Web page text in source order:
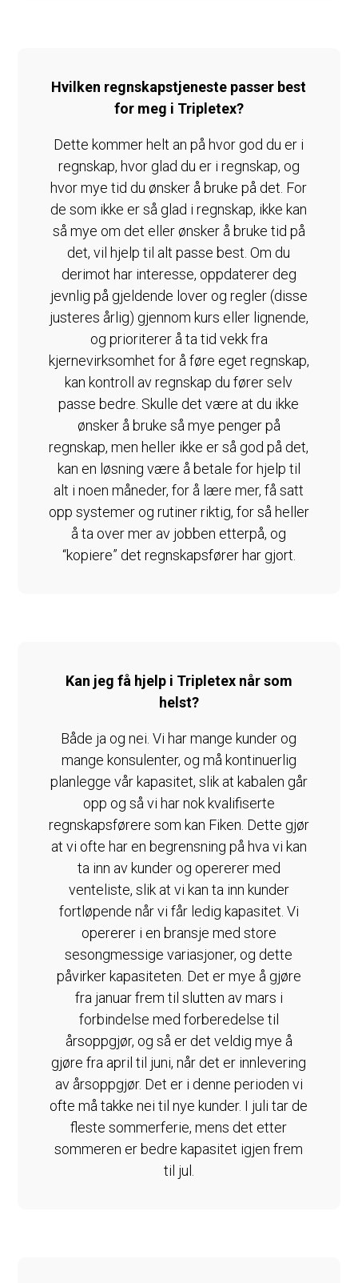
Hvilken regnskapstjeneste passer best
for meg i Tripletex?
Dette kommer helt an på hvor god du er i
regnskap, hvor glad du er i regnskap, og
hvor mye tid du ønsker å bruke på det. For
de som ikke er så glad i regnskap, ikke kan
så mye om det eller ønsker å bruke tid på
det, vil hjelp til alt passe best. Om du
derimot har interesse, oppdaterer deg
jevnlig på gjeldende lover og regler (disse
justeres årlig) gjennom kurs eller lignende,
og prioriterer å ta tid vekk fra
kjernevirksomhet for å føre eget regnskap,
kan kontroll av regnskap du fører selv
passe bedre. Skulle det være at du ikke
ønsker å bruke så mye penger på
regnskap, men heller ikke er så god på det,
kan en løsning være å betale for hjelp til
alt i noen måneder, for å lære mer, få satt
opp systemer og rutiner riktig, for så heller
å ta over mer av jobben etterpå, og
“kopiere” det regnskapsfører har gjort.
Kan jeg få hjelp i Tripletex når som
helst?
Både ja og nei. Vi har mange kunder og
mange konsulenter, og må kontinuerlig
planlegge vår kapasitet, slik at kabalen går
opp og så vi har nok kvalifiserte
regnskapsførere som kan Fiken. Dette gjør
at vi ofte har en begrensning på hva vi kan
ta inn av kunder og opererer med
venteliste, slik at vi kan ta inn kunder
fortløpende når vi får ledig kapasitet. Vi
opererer i en bransje med store
sesongmessige variasjoner, og dette
påvirker kapasiteten. Det er mye å gjøre
fra januar frem til slutten av mars i
forbindelse med forberedelse til
årsoppgjør, og så er det veldig mye å
gjøre fra april til juni, når det er innlevering
av årsoppgjør. Det er i denne perioden vi
ofte må takke nei til nye kunder. I juli tar de
fleste sommerferie, mens det etter
sommeren er bedre kapasitet igjen frem
til jul.